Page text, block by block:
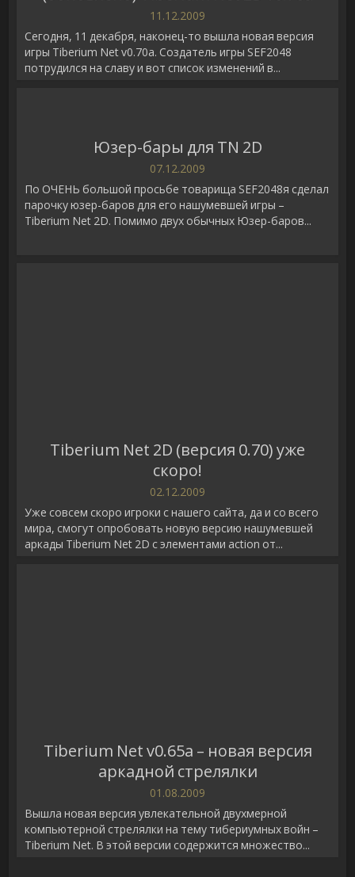
11.12.2009
Сегодня, 11 декабря, наконец-то вышла новая версия
игры Tiberium Net v0.70a. Создатель игры SEF2048
потрудился на славу и вот список изменений в...
Юзер-бары для TN 2D
07.12.2009
По ОЧЕНЬ большой просьбе товарища SEF2048я сделал
парочку юзер-баров для его нашумевшей игры –
Tiberium Net 2D. Помимо двух обычных Юзер-баров...
Tiberium Net 2D (версия 0.70) уже
скоро!
02.12.2009
Уже совсем скоро игроки с нашего сайта, да и со всего
мира, смогут опробовать новую версию нашумевшей
аркады Tiberium Net 2D с элементами action от...
Tiberium Net v0.65a – новая версия
аркадной стрелялки
01.08.2009
Вышла новая версия увлекательной двухмерной
компьютерной стрелялки на тему тибериумных войн –
Tiberium Net. В этой версии cодержится множество...